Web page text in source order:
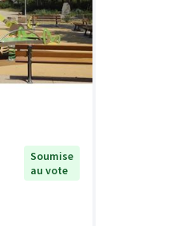
Soumise
au vote